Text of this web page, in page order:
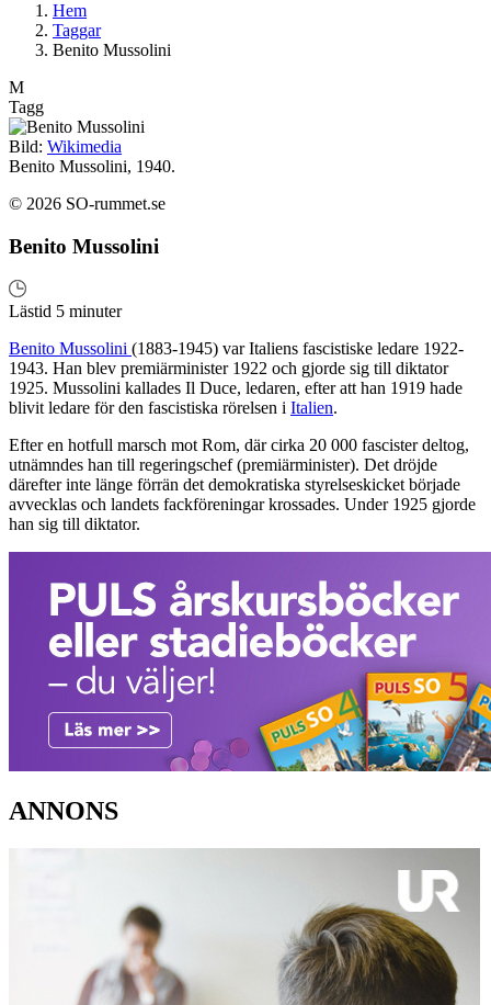
Hem
Taggar
Benito Mussolini
M
Tagg
Bild: Wikimedia
Benito Mussolini, 1940.
© 2026 SO-rummet.se
Benito Mussolini
Lästid 5 minuter
Benito Mussolini (1883-1945) var Italiens fascistiske ledare 1922-
1943. Han blev premiärminister 1922 och gjorde sig till diktator
1925. Mussolini kallades Il Duce, ledaren, efter att han 1919 hade
blivit ledare för den fascistiska rörelsen i Italien.
Efter en hotfull marsch mot Rom, där cirka 20 000 fascister deltog,
utnämndes han till regeringschef (premiärminister). Det dröjde
därefter inte länge förrän det demokratiska styrelseskicket började
avvecklas och landets fackföreningar krossades. Under 1925 gjorde
han sig till diktator.
ANNONS